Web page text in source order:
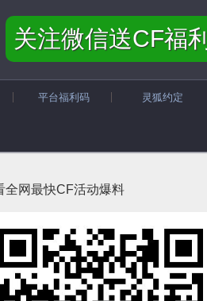
关注微信送CF福利
平台福利码 灵狐约定
全网最快CF活动爆料